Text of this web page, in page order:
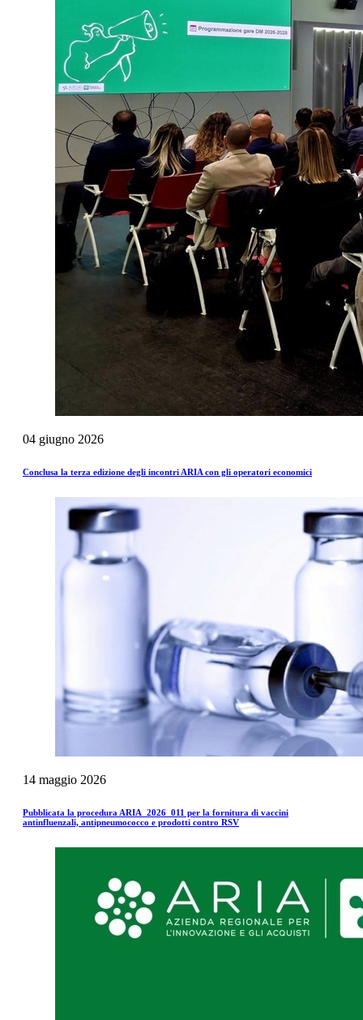
04 giugno 2026
Conclusa la terza edizione degli incontri ARIA con gli operatori economici
14 maggio 2026
Pubblicata la procedura ARIA_2026_011 per la fornitura di vaccini
antinfluenzali, antipneumococco e prodotti contro RSV